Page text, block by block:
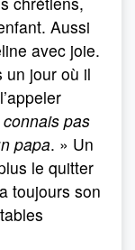
Aussi
avec joie.
un jour où il
connais pas
papa. » Un
le quitter
toujours son